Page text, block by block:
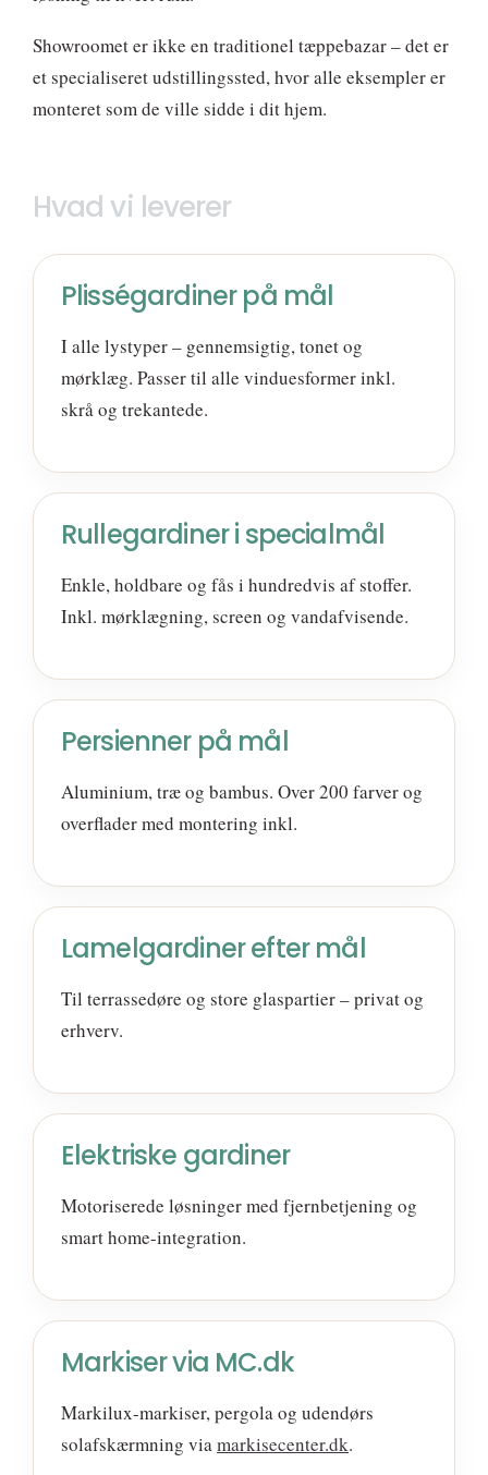
Showroomet er ikke en traditionel tæppebazar – det er
et specialiseret udstillingssted, hvor alle eksempler er
monteret som de ville sidde i dit hjem.
Hvad vi leverer
Plisségardiner på mål
I alle lystyper – gennemsigtig, tonet og
mørklæg. Passer til alle vinduesformer inkl.
skrå og trekantede.
Rullegardiner i specialmål
Enkle, holdbare og fås i hundredvis af stoffer.
Inkl. mørklægning, screen og vandafvisende.
Persienner på mål
Aluminium, træ og bambus. Over 200 farver og
overflader med montering inkl.
Lamelgardiner efter mål
Til terrassedøre og store glaspartier – privat og
erhverv.
Elektriske gardiner
Motoriserede løsninger med fjernbetjening og
smart home-integration.
Markiser via MC.dk
Markilux-markiser, pergola og udendørs
solafskærmning viamarkisecenter.dk.